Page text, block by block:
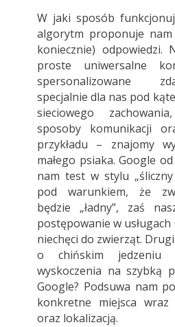
W jaki sposób
algorytm proponuje
koniecznie)
proste uniwersalne
spersonalizowane
specjalnie dla nas pod
sieciowego
sposoby komunikacji
przykładu – znajomy
małego psiaka. Google
nam test w stylu
pod warunkiem, że
będzie „ładny”, zaś
postępowanie w
niechęci do zwierząt.
o chińskim jedzeniu
wyskoczenia na szybką
Google? Podsuwa nam
konkretne miejsca
oraz lokalizacją.